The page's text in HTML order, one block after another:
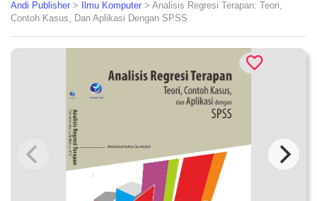
Andi Publisher > Ilmu Komputer > Analisis Regresi Terapan: Teori,
Contoh Kasus, Dan Aplikasi Dengan SPSS